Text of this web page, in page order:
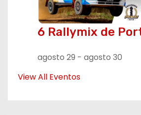
6 Rallymix de
agosto 29 - agosto 30
View All Eventos